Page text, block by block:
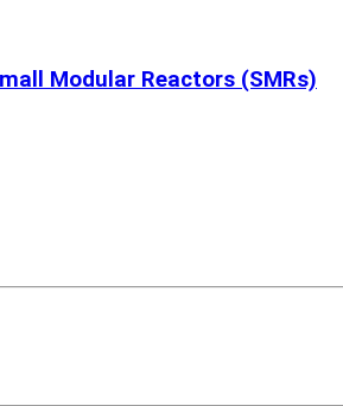
Modular Reactors (SMRs)